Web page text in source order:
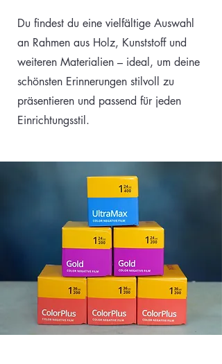
Du findest du eine vielfältige Auswahl
an Rahmen aus Holz, Kunststoff und
weiteren Materialien – ideal, um deine
schönsten Erinnerungen stilvoll zu
präsentieren und passend für jeden
Einrichtungsstil.